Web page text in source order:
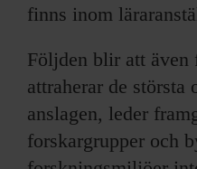
finns inom
Följden blir att även
attraherar de största
anslagen, leder
forskargrupper och